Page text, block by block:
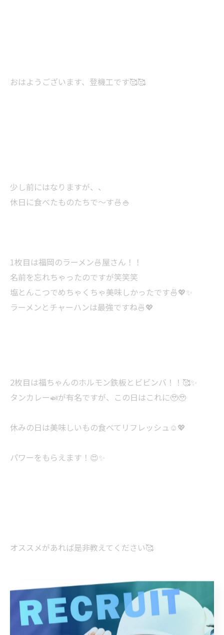
おはようございます、登機工です🥰🥰
少し前にはなりますが、、
休日に食べたものたちで〜す🍜🍚
1枚目は福岡のラーメン🍜屋さん！！
名前を忘れちゃったのですが笑笑笑
塩とんこつでめちゃくちゃ美味しかったです🍜💖✨
ラーメンとチャーハンは最強ですね🍜💖
2枚目は福ちゃんのホルモン鉄板とビビンバ！！🥰✨
タンカレー🍛が有名ですが、この日はこれに🥹🥹
休みの日は美味しいもの食べてリフレッシュ☺️💖
パワーをもらえます！😍✨
オススメがあれば是非教えてください🥰